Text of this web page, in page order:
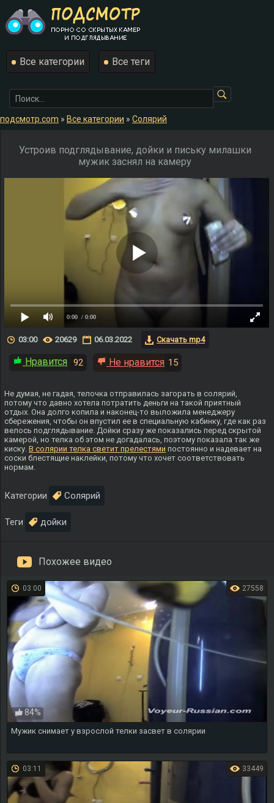
Все категории Все теги
подсмотр.com » Все категории » Солярий
Устроив подглядывание, дойки и письку милашки
мужик заснял на камеру
0:00 / 0:00
03:00 20629 06.03.2022 Скачать mp4
Нравится 92 Не нравится 15
Не думая, не гадая, телочка отправилась загорать в солярий,
потому что давно хотела потратить деньги на такой приятный
отдых. Она долго копила и наконец-то выложила менеджеру
сбережения, чтобы он впустил ее в специальную кабинку, где как раз
велось подглядывание. Дойки сразу же показались перед скрытой
камерой, но телка об этом не догадалась, поэтому показала так же
киску. В солярии телка светит прелестями постоянно и надевает на
соски блестящие наклейки, потому что хочет соответствовать
нормам.
Категории Солярий
Теги дойки
Похожее видео
27558
03:00
84%
Мужик снимает у взрослой телки засвет в солярии
33449
03:11